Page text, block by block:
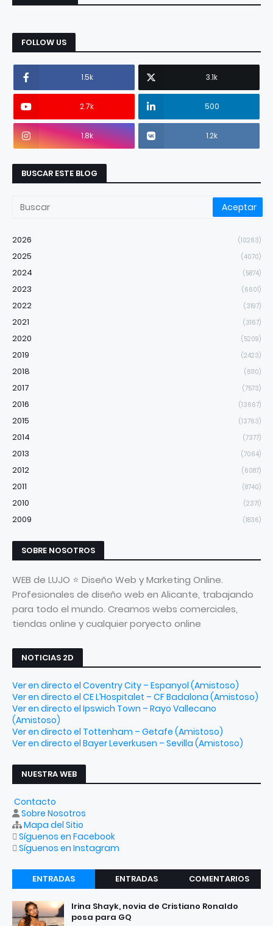
FOLLOW US
1.5k 3.1k
2.7k 500
1.8k 1.2k
BUSCAR ESTE BLOG
2026 (10263)
2025 (4070)
2024 (5874)
2023 (6601)
2022 (3197)
2021 (3167)
2020 (5209)
2019 (2423)
2018 (6110)
2017 (7573)
2016 (13667)
2015 (13763)
2014 (7377)
2013 (7064)
2012 (6087)
2011 (8740)
2010 (2371)
2009 (1836)
SOBRE NOSOTROS
WEB de LUJO ⭐ Diseño Web y Marketing Online.
Profesionales de diseño web en Alicante, trabajando
para todo el mundo. Creamos webs comerciales,
tiendas online y cualquier poryecto online
NOTICIAS 2D
Ver en directo el Coventry City – Espanyol (Amistoso)
Ver en directo el CE L’Hospitalet – CF Badalona (Amistoso)
Ver en directo el Ipswich Town – Rayo Vallecano
(Amistoso)
Ver en directo el Tottenham – Getafe (Amistoso)
Ver en directo el Bayer Leverkusen – Sevilla (Amistoso)
NUESTRA WEB
Contacto
Sobre Nosotros
Mapa del Sitio
Síguenos en Facebook
Síguenos en Instagram
ENTRADAS
RECIENTES
ENTRADAS
COMENTARIOS
Irina Shayk, novia de Cristiano Ronaldo
posa para GQ